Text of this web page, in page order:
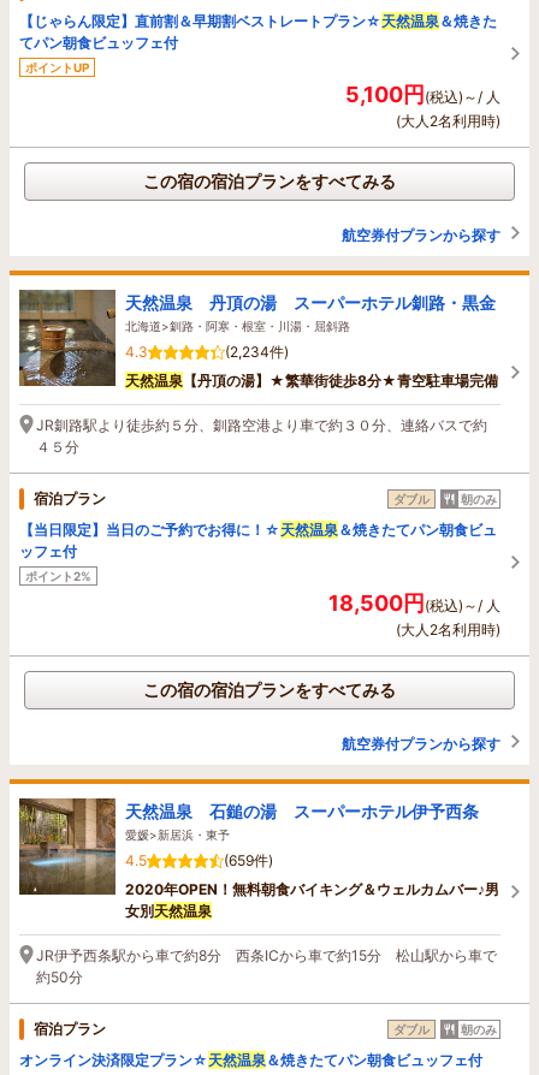
【じゃらん限定】直前割＆早期割ベストレートプラン☆ 天然温泉 ＆焼きた
てパン朝食ビュッフェ付
ポイントUP
5,100円(税込)～/ 人
(大人2名利用時)
この宿の宿泊プランをすべてみる
航空券付プランから探す
天然温泉 丹頂の湯 スーパーホテル釧路・黒金
北海道>釧路・阿寒・根室・川湯・屈斜路
4.3
(2,234件)
天然温泉 【丹頂の湯】★繁華街徒歩8分★青空駐車場完備
JR釧路駅より徒歩約５分、釧路空港より車で約３０分、連絡バスで約
４５分
宿泊プラン ダブル 朝のみ
【当日限定】当日のご予約でお得に！☆ 天然温泉 ＆焼きたてパン朝食ビュ
ッフェ付
ポイント2%
18,500円(税込)～/ 人
(大人2名利用時)
この宿の宿泊プランをすべてみる
航空券付プランから探す
天然温泉 石鎚の湯 スーパーホテル伊予西条
愛媛>新居浜・東予
4.5
(659件)
2020年OPEN！無料朝食バイキング＆ウェルカムバー♪男
女別天然温泉
JR伊予西条駅から車で約8分 西条ICから車で約15分 松山駅から車で
約50分
宿泊プラン ダブル 朝のみ
オンライン決済限定プラン☆ 天然温泉 ＆焼きたてパン朝食ビュッフェ付